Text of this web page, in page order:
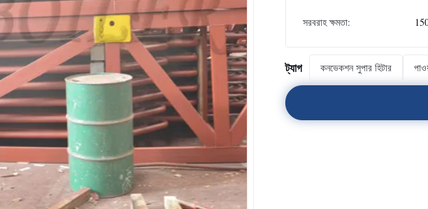
সরবরাহ ক্ষমতা:
ট্যাগ কনভেকশন সুপার হিটার